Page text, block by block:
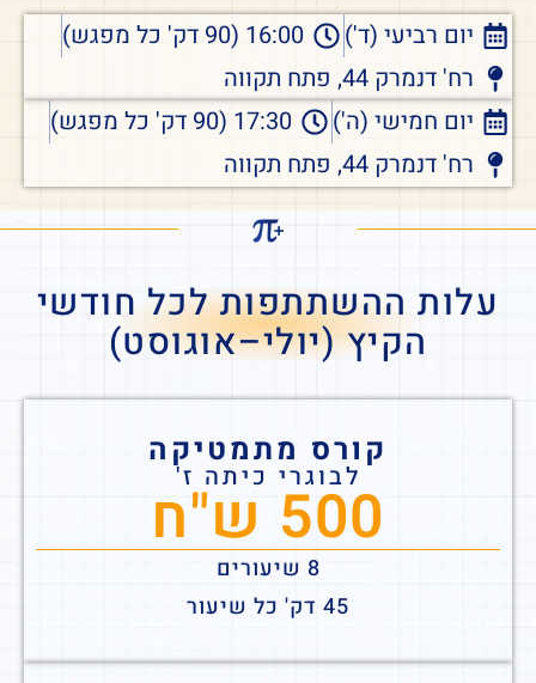
יום רביעי (ד')
16:00 (90 דק' כל מפגש)
רח' דנמרק 44, פתח תקווה
יום חמישי (ה')
17:30 (90 דק' כל מפגש)
רח' דנמרק 44, פתח תקווה
עלות ההשתתפות לכל חודשי
הקיץ (יולי–אוגוסט)
קורס מתמטיקה
לבוגרי כיתה ז'
500 ש"ח
8 שיעורים
45 דק' כל שיעור